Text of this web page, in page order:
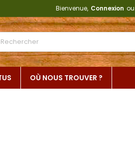
Bienvenue, Connexion ou
OÙ NOUS TROUVER ?